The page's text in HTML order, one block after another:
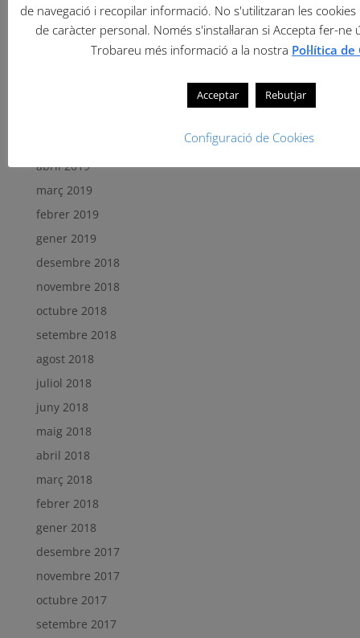
Arxius
setembre 2019
abril 2019
març 2019
febrer 2019
gener 2019
desembre 2018
novembre 2018
octubre 2018
setembre 2018
agost 2018
juliol 2018
juny 2018
maig 2018
abril 2018
març 2018
febrer 2018
gener 2018
desembre 2017
novembre 2017
octubre 2017
setembre 2017
de navegació i recopilar informació. No s'utilitzaran les
de caràcter personal. Només s'instal·laran si Accepta fer-ne
Trobareu més informació a la nostra Pol·lítica
Acceptar Rebutjar
Configuració de Cookies